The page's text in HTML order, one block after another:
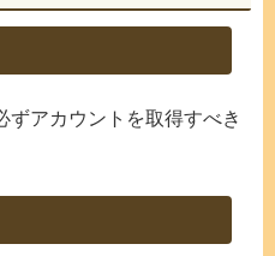
ずアカウントを取得すべき